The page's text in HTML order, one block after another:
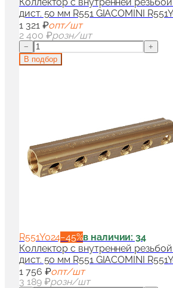
дист. 50 мм R551 GIACOMINI
1 321 ₽опт/шт
2 400 ₽розн/шт
−
+
В подбор
R551Y024−45%в наличии: 34
Коллектор с внутренней
дист. 50 мм R551 GIACOMINI
1 756 ₽опт/шт
3 189 ₽розн/шт